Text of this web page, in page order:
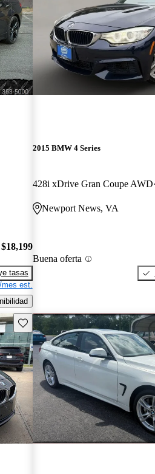
$18,199
tasas
mes est.
2015 BMW 4 Series
428i xDrive Gran Coupe AWD
Newport News, VA
Buena oferta
Guarda este Aviso